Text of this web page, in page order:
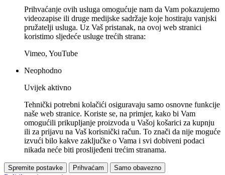
Prihvaćanje ovih usluga omogućuje nam da Vam pokazujemo
videozapise ili druge medijske sadržaje koje hostiraju vanjski
pružatelji usluga. Uz Vaš pristanak, na ovoj web stranici
koristimo sljedeće usluge trećih strana:
Vimeo, YouTube
Neophodno
Uvijek aktivno
Tehnički potrebni kolačići osiguravaju samo osnovne funkcije
naše web stranice. Koriste se, na primjer, kako bi Vam
omogućili prikupljanje proizvoda u Vašoj košarici za kupnju
ili za prijavu na Vaš korisnički račun. To znači da nije moguće
izvući bilo kakve zaključke o Vama i svi dobiveni podaci
nikada neće biti proslijeđeni trećim stranama.
Spremite postavke Prihvaćam Samo obavezno